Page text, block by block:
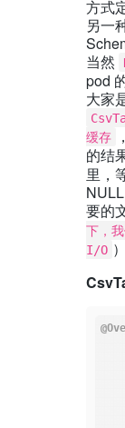
方式
另一
当然
pod
大家
缓存
的结
里，
要的
下，
I/O ）